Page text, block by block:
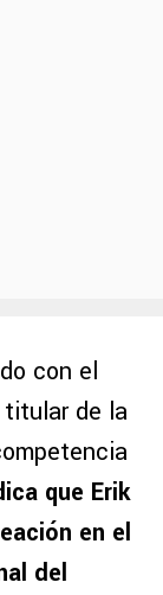
con el
de la
que Erik
en el
del